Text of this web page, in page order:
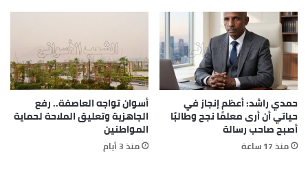
حمدي راشد: أعظم إنجاز في
حياتي أن أرى معلمًا نجح وطالبًا
أصبح صاحب رسالة
منذ 17 ساعة
أسوان تواجه العاصفة.. رفع
الجاهزية وتعليق الملاحة لحماية
المواطنين
منذ 3 أيام